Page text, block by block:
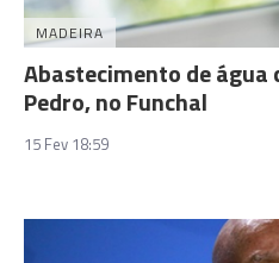
MADEIRA
Abastecimento de água
Pedro, no Funchal
15 Fev 18:59